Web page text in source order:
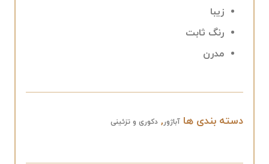
زیبا
رنگ ثابت
مدرن
دسته بندی ها آباژور, دکوری و تزئینی